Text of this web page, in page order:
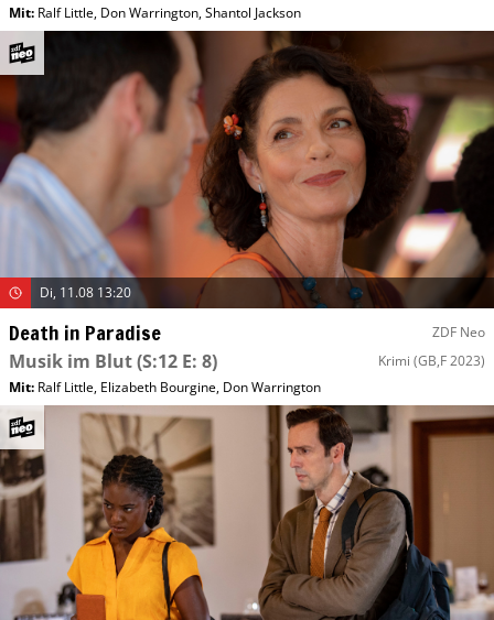
Mit: Ralf Little, Don Warrington,Shantol Jackson
Di, 11.08 13:20
Death in Paradise ZDF Neo
Musik im Blut(S:12 E: 8) Krimi (GB,F 2023)
Mit: Ralf Little, Elizabeth Bourgine, Don Warrington